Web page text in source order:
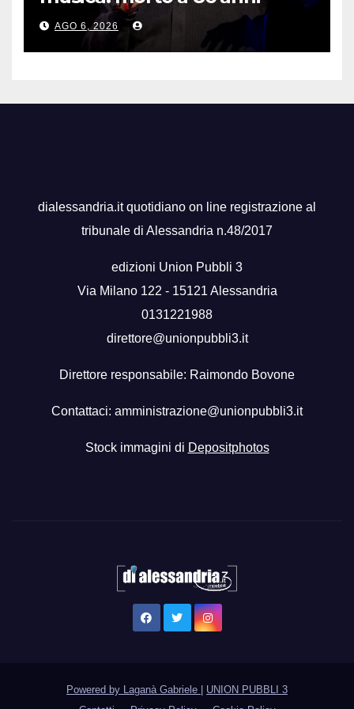
Francesco Guccini
AGO 6, 2026
dialessandria.it quotidiano on line registrazione al
tribunale di Alessandria n.48/2017
edizioni Union Pubbli 3
Via Milano 122 - 15121 Alessandria
0131221988
direttore@unionpubbli3.it
Direttore responsabile: Raimondo Bovone
Contattaci: amministrazione@unionpubbli3.it
Stock immagini di Depositphotos
Powered by Laganà Gabriele
UNION PUBBLI 3